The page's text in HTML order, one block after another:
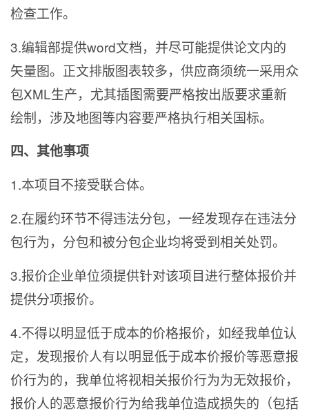
检查工作。
3.编辑部提供word文档，并尽可能提供论文内的
矢量图。正文排版图表较多，供应商须统一采用众
包XML生产，尤其插图需要严格按出版要求重新
绘制，涉及地图等内容要严格执行相关国标。
四、其他事项
1.本项目不接受联合体。
2.在履约环节不得违法分包，一经发现存在违法分
包行为，分包和被分包企业均将受到相关处罚。
3.报价企业单位须提供针对该项目进行整体报价并
提供分项报价。
4.不得以明显低于成本的价格报价，如经我单位认
定，发现报价人有以明显低于成本价报价等恶意报
价行为的，我单位将视相关报价行为为无效报价，
报价人的恶意报价行为给我单位造成损失的（包括